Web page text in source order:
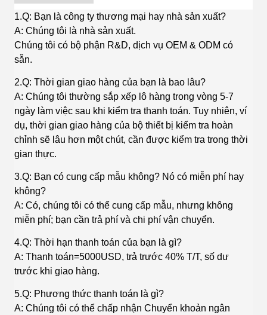
1.Q: Bạn là công ty thương mại hay nhà sản xuất?
A: Chúng tôi là nhà sản xuất.
Chúng tôi có bộ phận R&D, dịch vụ OEM & ODM có
sẵn.
2.Q: Thời gian giao hàng của bạn là bao lâu?
A: Chúng tôi thường sắp xếp lô hàng trong vòng 5-7
ngày làm việc sau khi kiểm tra thanh toán. Tuy nhiên, ví
dụ, thời gian giao hàng của bộ thiết bị kiểm tra hoàn
chỉnh sẽ lâu hơn một chút, cần được kiểm tra trong thời
gian thực.
3.Q: Bạn có cung cấp mẫu không? Nó có miễn phí hay
không?
A: Có, chúng tôi có thể cung cấp mẫu, nhưng không
miễn phí; bạn cần trả phí và chi phí vận chuyển.
4.Q: Thời hạn thanh toán của bạn là gì?
A: Thanh toán=5000USD, trả trước 40% T/T, số dư
trước khi giao hàng.
5.Q: Phương thức thanh toán là gì?
A: Chúng tôi có thể chấp nhận Chuyển khoản ngân